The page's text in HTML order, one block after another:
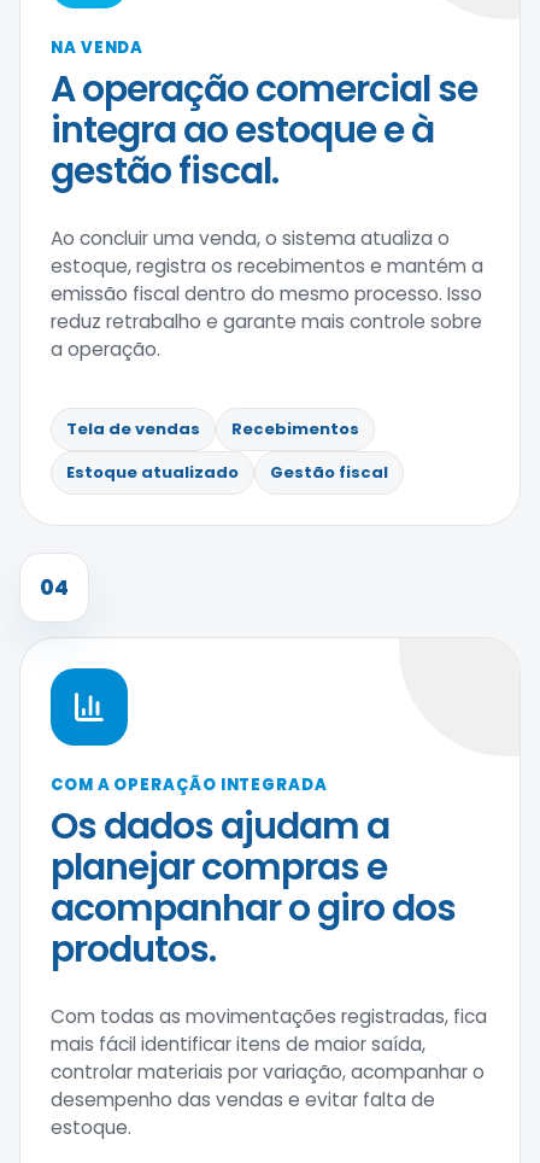
NA VENDA
A operação comercial se
integra ao estoque e à
gestão fiscal.
Ao concluir uma venda, o sistema atualiza o
estoque, registra os recebimentos e mantém a
emissão fiscal dentro do mesmo processo. Isso
reduz retrabalho e garante mais controle sobre
a operação.
Tela de vendas
Recebimentos
Estoque atualizado
Gestão fiscal
04
COM A OPERAÇÃO INTEGRADA
Os dados ajudam a
planejar compras e
acompanhar o giro dos
produtos.
Com todas as movimentações registradas, fica
mais fácil identificar itens de maior saída,
controlar materiais por variação, acompanhar o
desempenho das vendas e evitar falta de
estoque.